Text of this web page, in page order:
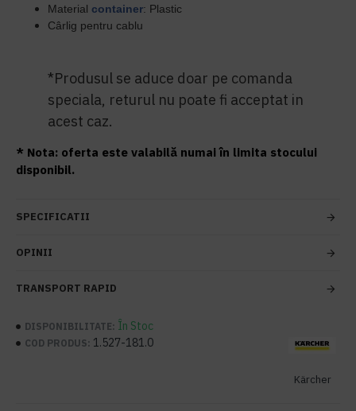
Material container: Plastic
Cârlig pentru cablu
*Produsul se aduce doar pe comanda
speciala, returul nu poate fi acceptat in
acest caz.
* Nota: oferta este valabilă numai în limita stocului
disponibil.
SPECIFICATII
OPINII
TRANSPORT RAPID
DISPONIBILITATE: În Stoc
COD PRODUS: 1.527-181.0
Kärcher